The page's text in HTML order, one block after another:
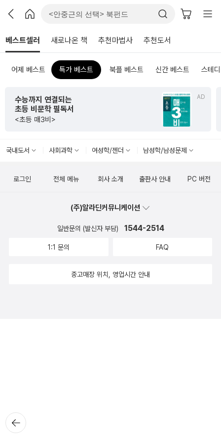
베스트셀러 새로나온 책 추천마법사 추천도서
어제 베스트 특가 베스트 북플 베스트 신간 베스트 스테
AD
수능까지 연결되는
초등 비문학 필독서
<초등 매3비>
국내도서 사회과학 여성학/젠더 남성학/남성문제
뒤로가
기
로그인 전체 메뉴 회사 소개 출판사 안내 PC 버전
(주)알라딘커뮤니케이션
일반문의 (발신자 부담) 1544-2514
1:1 문의 FAQ
중고매장 위치, 영업시간 안내